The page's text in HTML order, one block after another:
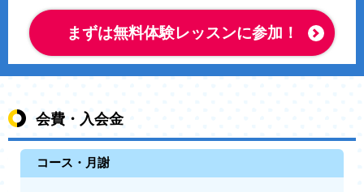
まずは無料体験レッスンに参加！
会費・入会金
コース・月謝